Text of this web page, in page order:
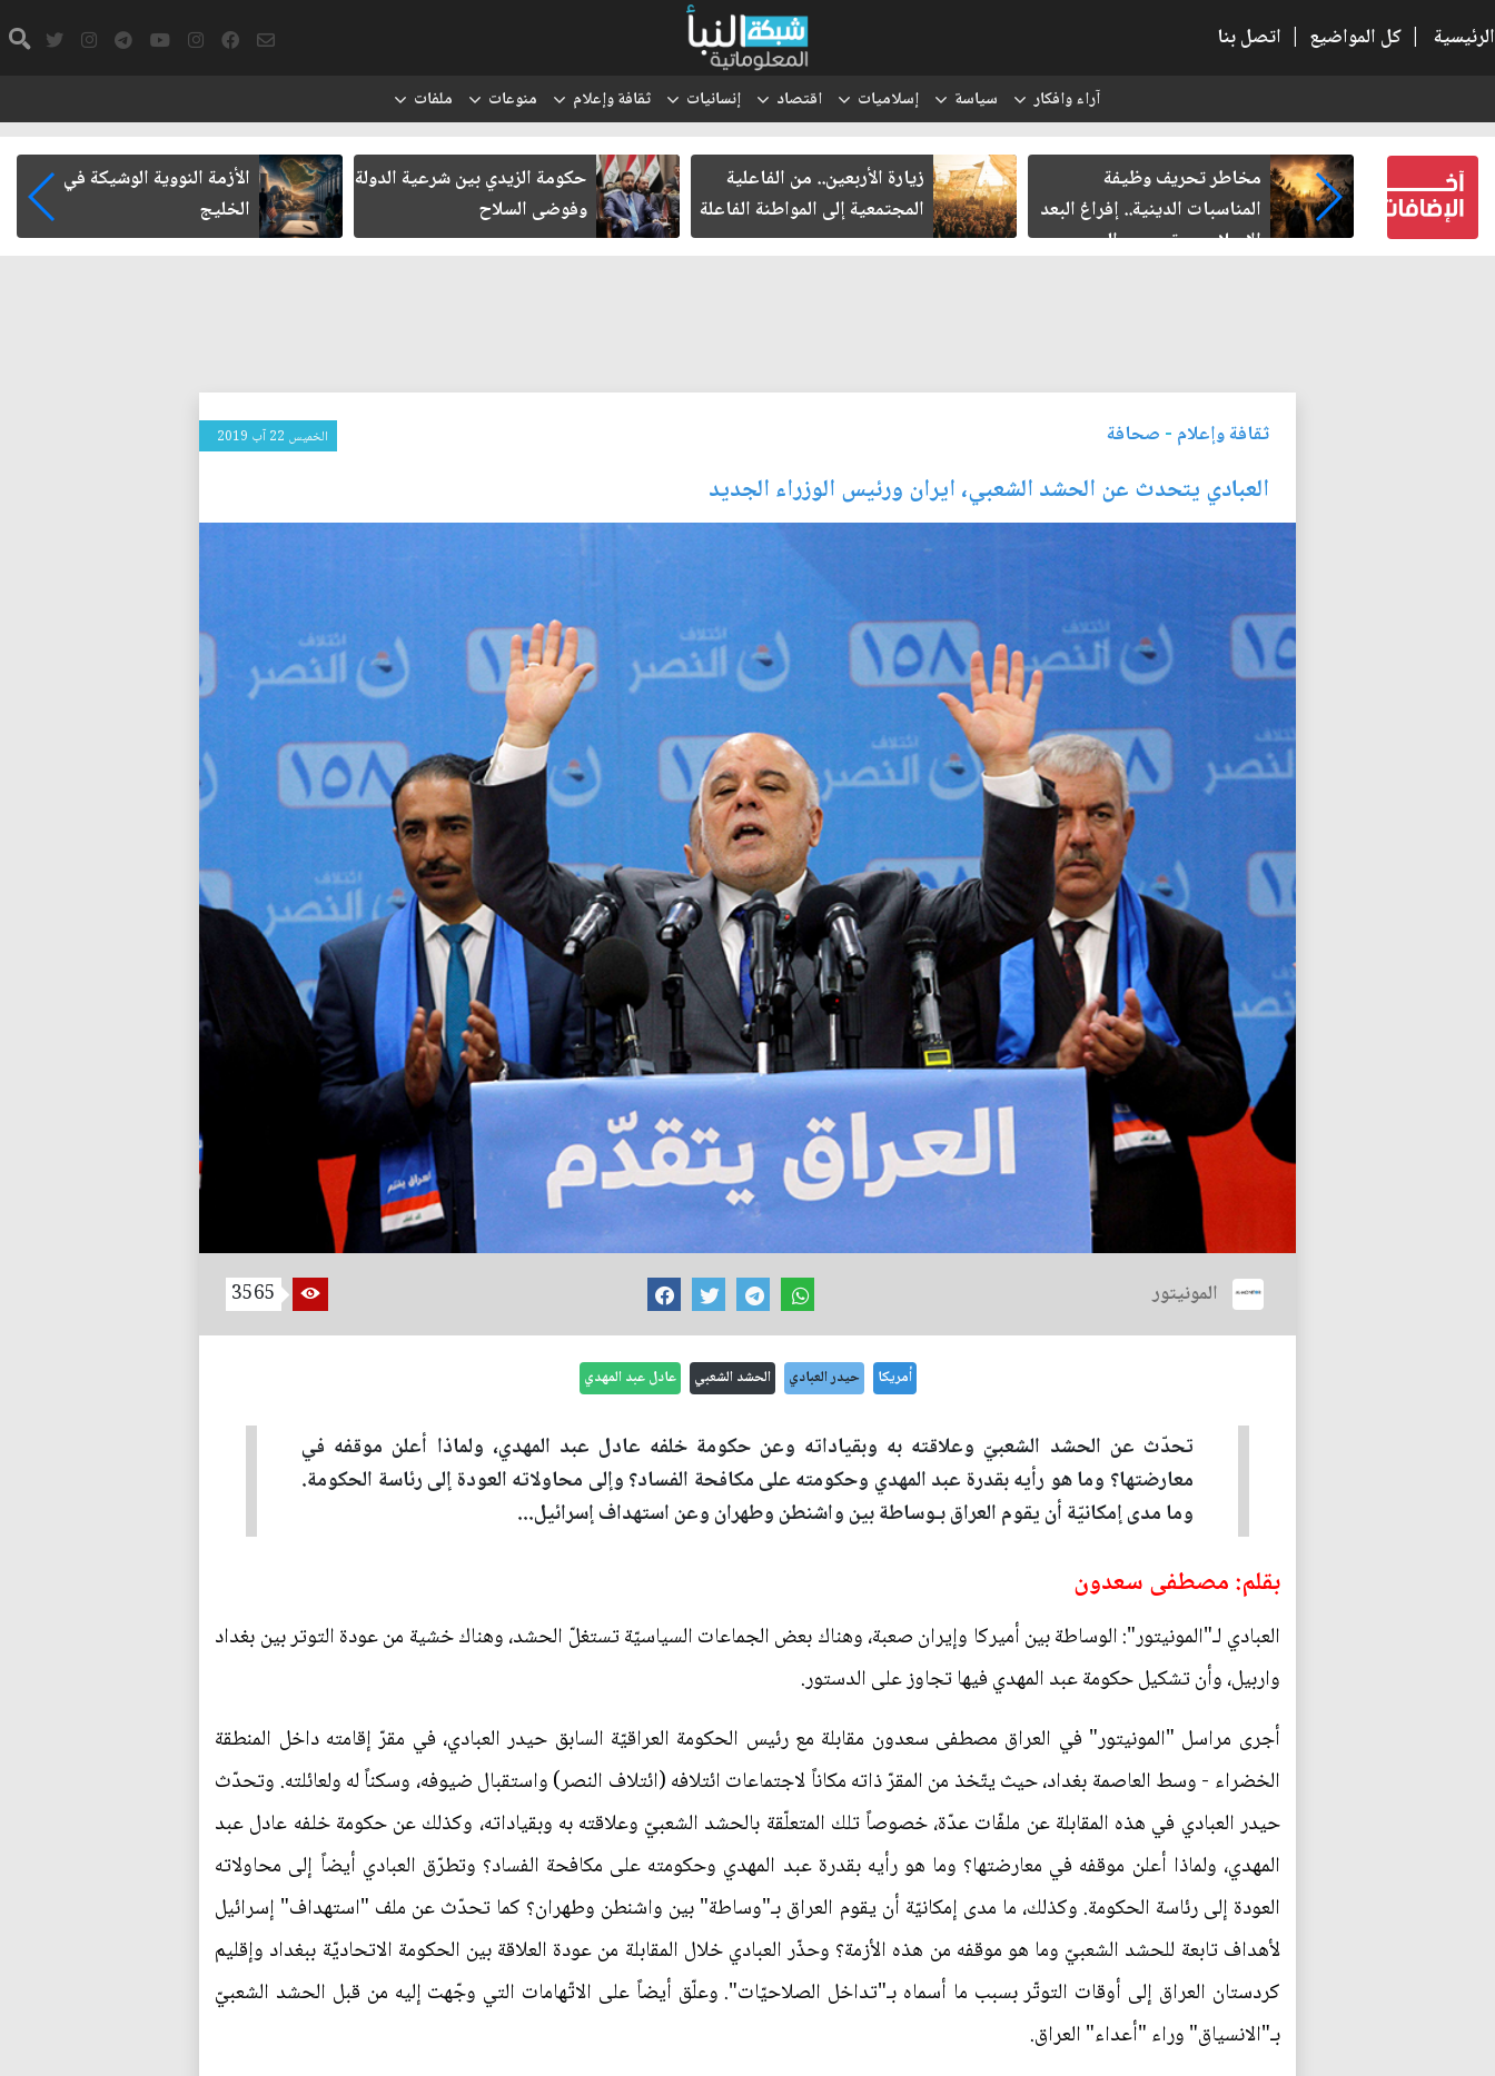
الرئيسية | كل المواضيع | اتصل بنا
آراء وافكار سياسة إسلاميات اقتصاد إنسانيات ثقافة وإعلام منوعات ملفات
وحكام
مخاطر تحريف وظيفة
المناسبات الدينية.. إفراغ البعد
الإصلاحي وتسييس الوعي
زيارة الأربعين.. من الفاعلية
المجتمعية إلى المواطنة الفاعلة
حكومة الزيدي بين شرعية الدولة
وفوضى السلاح
الأزمة النووية الوشيكة في
الخليج
ثقافة وإعلام - صحافة الخميس 22 آب 2019
العبادي يتحدث عن الحشد الشعبي، ايران ورئيس الوزراء الجديد
المونيتور 3565
أمريكا حيدر العبادي الحشد الشعبي عادل عبد المهدي
تحدّث عن الحشد الشعبيّ وعلاقته به وبقياداته وعن حكومة خلفه عادل عبد المهدي، ولماذا أعلن موقفه في
معارضتها؟ وما هو رأيه بقدرة عبد المهدي وحكومته على مكافحة الفساد؟ وإلى محاولاته العودة إلى رئاسة الحكومة.
وما مدى إمكانيّة أن يقوم العراق بـوساطة بين واشنطن وطهران وعن استهداف إسرائيل...
بقلم: مصطفى سعدون
العبادي لـ"المونيتور": الوساطة بين أميركا وإيران صعبة، وهناك بعض الجماعات السياسيّة تستغلّ الحشد، وهناك خشية من عودة التوتر بين بغداد
واربيل، وأن تشكيل حكومة عبد المهدي فيها تجاوز على الدستور.
أجرى مراسل "المونيتور" في العراق مصطفى سعدون مقابلة مع رئيس الحكومة العراقيّة السابق حيدر العبادي، في مقرّ إقامته داخل المنطقة
الخضراء - وسط العاصمة بغداد، حيث يتّخذ من المقرّ ذاته مكاناً لاجتماعات ائتلافه (ائتلاف النصر) واستقبال ضيوفه، وسكناً له ولعائلته. وتحدّث
حيدر العبادي في هذه المقابلة عن ملفّات عدّة، خصوصاً تلك المتعلّقة بالحشد الشعبيّ وعلاقته به وبقياداته، وكذلك عن حكومة خلفه عادل عبد
المهدي، ولماذا أعلن موقفه في معارضتها؟ وما هو رأيه بقدرة عبد المهدي وحكومته على مكافحة الفساد؟ وتطرّق العبادي أيضاً إلى محاولاته
العودة إلى رئاسة الحكومة. وكذلك، ما مدى إمكانيّة أن يقوم العراق بـ"وساطة" بين واشنطن وطهران؟ كما تحدّث عن ملف "استهداف" إسرائيل
لأهداف تابعة للحشد الشعبيّ وما هو موقفه من هذه الأزمة؟ وحذّر العبادي خلال المقابلة من عودة العلاقة بين الحكومة الاتحاديّة ببغداد وإقليم
كردستان العراق إلى أوقات التوتّر بسبب ما أسماه بـ"تداخل الصلاحيّات". وعلّق أيضاً على الاتّهامات التي وجّهت إليه من قبل الحشد الشعبيّ
بـ"الانسياق" وراء "أعداء" العراق.